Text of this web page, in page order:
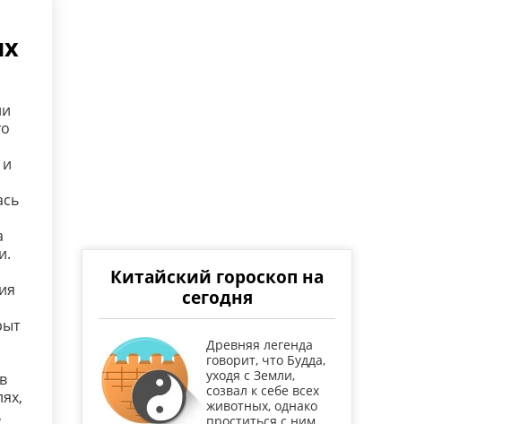
Китайский гороскоп на
сегодня
Древняя легенда
говорит, что Будда,
уходя с Земли,
созвал к себе всех
животных, однако